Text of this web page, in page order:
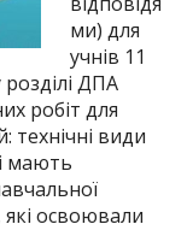
ми) для
учнів 11
розділі ДПА
робіт для
технічні види
мають
які освоювали